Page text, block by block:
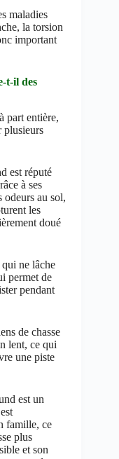
maladies
la torsion
important
t-il des
part entière,
plusieurs
est réputé
à ses
odeurs au sol,
les
doué
qui ne lâche
permet de
pendant
de chasse
lent, ce qui
une piste
est un
famille, ce
plus
et son